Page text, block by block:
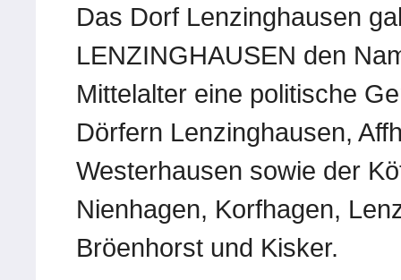
Das Dorf Lenzinghausen
LENZINGHAUSEN den
Mittelalter eine politische
Dörfern Lenzinghausen,
Westerhausen sowie der
Nienhagen, Korfhagen,
Bröenhorst und Kisker.